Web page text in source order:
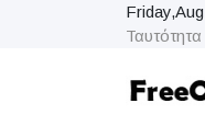
Ταυτότητα